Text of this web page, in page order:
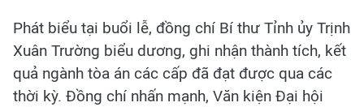
Phát biểu tại buổi lễ, đồng chí Bí thư Tỉnh ủy Trịnh
Xuân Trường biểu dương, ghi nhận thành tích, kết
quả ngành tòa án các cấp đã đạt được qua các
thời kỳ. Đồng chí nhấn mạnh, Văn kiện Đại hội